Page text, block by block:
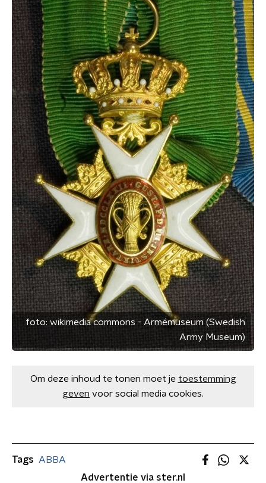
foto: wikimedia commons - Armémuseum (Swedish
Army Museum)
Om deze inhoud te tonen moet je toestemming
geven voor social media cookies.
Tags
ABBA
Advertentie via ster.nl